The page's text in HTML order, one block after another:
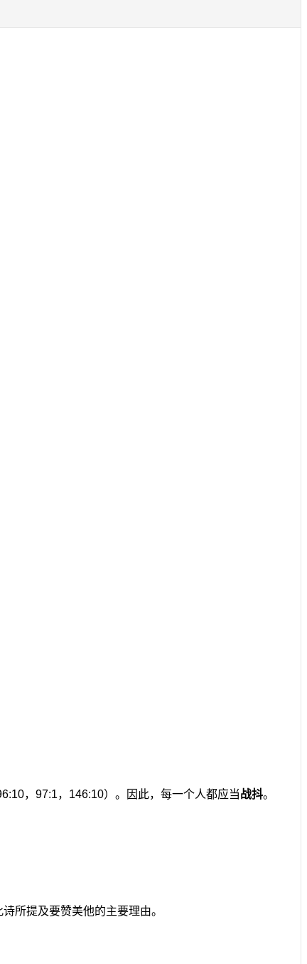
，97:1，146:10）。因此，每一个人都应当战抖。
所提及要赞美他的主要理由。